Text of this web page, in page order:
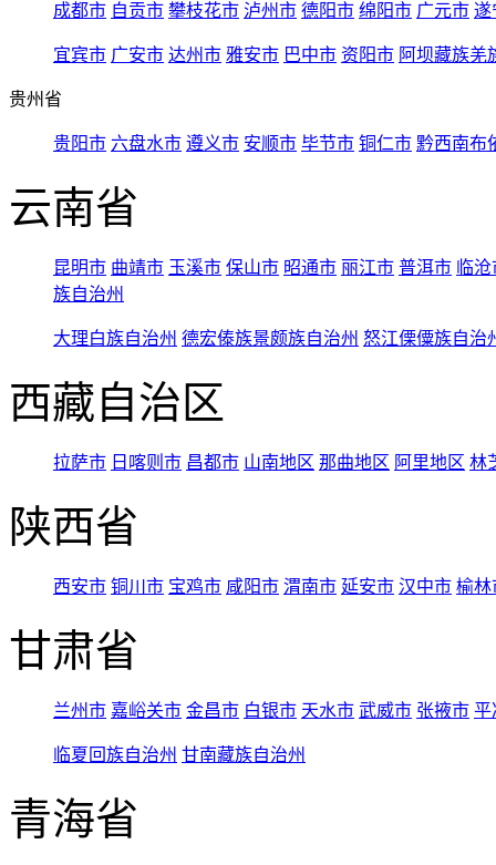
成都市 自贡市 攀枝花市 泸州市 德阳市 绵阳市 广元市 遂
宜宾市 广安市 达州市 雅安市 巴中市 资阳市 阿坝藏族羌
贵州省
贵阳市 六盘水市 遵义市 安顺市 毕节市 铜仁市 黔西南布
云南省
昆明市 曲靖市 玉溪市 保山市 昭通市 丽江市 普洱市 临
族自治州
大理白族自治州 德宏傣族景颇族自治州 怒江傈僳族自治
西藏自治区
拉萨市 日喀则市 昌都市 山南地区 那曲地区 阿里地区 林
陕西省
西安市 铜川市 宝鸡市 咸阳市 渭南市 延安市 汉中市 榆林
甘肃省
兰州市 嘉峪关市 金昌市 白银市 天水市 武威市 张掖市 平
临夏回族自治州 甘南藏族自治州
青海省